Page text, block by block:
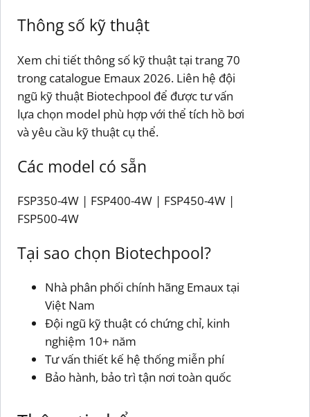
Thông số kỹ thuật
Xem chi tiết thông số kỹ thuật tại trang 70
trong catalogue Emaux 2026. Liên hệ đội
ngũ kỹ thuật Biotechpool để được tư vấn
lựa chọn model phù hợp với thể tích hồ bơi
và yêu cầu kỹ thuật cụ thể.
Các model có sẵn
FSP350-4W | FSP400-4W | FSP450-4W |
FSP500-4W
Tại sao chọn Biotechpool?
Nhà phân phối chính hãng Emaux tại
Việt Nam
Đội ngũ kỹ thuật có chứng chỉ, kinh
nghiệm 10+ năm
Tư vấn thiết kế hệ thống miễn phí
Bảo hành, bảo trì tận nơi toàn quốc